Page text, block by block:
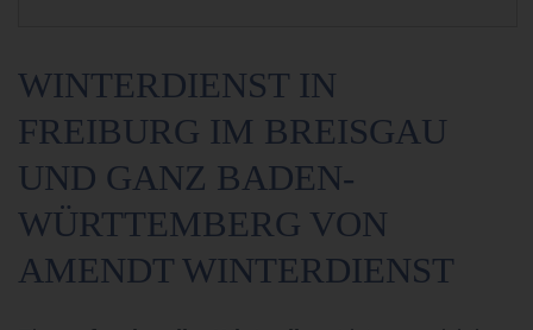
WINTERDIENST IN
FREIBURG IM BREISGAU
UND GANZ BADEN-
WÜRTTEMBERG VON
AMENDT WINTERDIENST